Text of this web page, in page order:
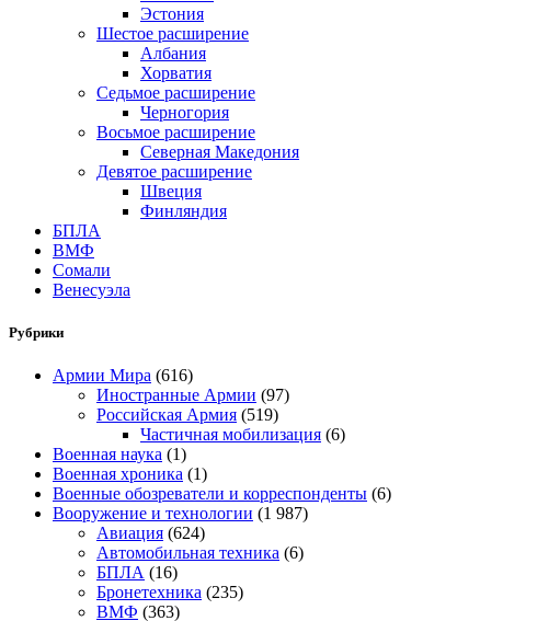
Эстония
Шестое расширение
Албания
Хорватия
Седьмое расширение
Черногория
Восьмое расширение
Северная Македония
Девятое расширение
Швеция
Финляндия
БПЛА
ВМФ
Сомали
Венесуэла
Рубрики
Армии Мира (616)
Иностранные Армии (97)
Российская Армия (519)
Частичная мобилизация (6)
Военная наука (1)
Военная хроника (1)
Военные обозреватели и корреспонденты (6)
Вооружение и технологии (1 987)
Авиация (624)
Автомобильная техника (6)
БПЛА (16)
Бронетехника (235)
ВМФ (363)